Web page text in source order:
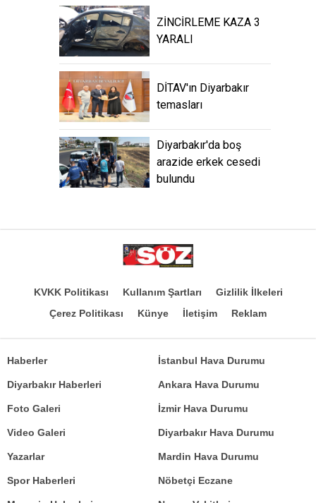
ZİNCİRLEME KAZA 3
YARALI
DİTAV'ın Diyarbakır
temasları
Diyarbakır'da boş
arazide erkek cesedi
bulundu
KVKK Politikası Kullanım Şartları
Gizlilik İlkeleri
Çerez Politikası
Künye İletişim Reklam
Haberler
Diyarbakır Haberleri
Foto Galeri
Video Galeri
Yazarlar
İstanbul Hava Durumu
Ankara Hava Durumu
İzmir Hava Durumu
Diyarbakır Hava Durumu
Mardin Hava Durumu
Spor Haberleri Nöbetçi Eczane